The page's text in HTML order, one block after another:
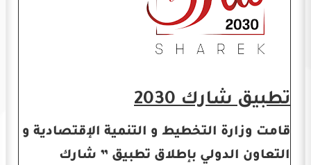
تطبيق شارك2030
قامت وزارة التخطيط و التنمية الإقتصادية و
التعاون الدولي بإطلاق تطبيق ” شارك